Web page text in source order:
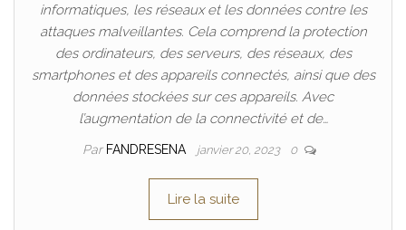
informatiques, les réseaux et les données contre les
attaques malveillantes. Cela comprend la protection
des ordinateurs, des serveurs, des réseaux, des
smartphones et des appareils connectés, ainsi que des
données stockées sur ces appareils. Avec
l’augmentation de la connectivité et de…
Par FANDRESENA janvier 20, 2023 0
Lire la suite